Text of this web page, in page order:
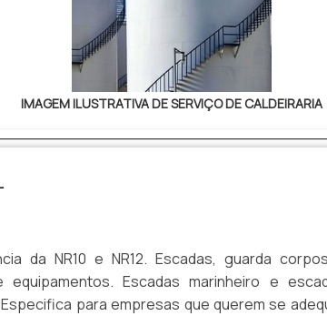
de concha de carregadeira.É conhecida por
seus serviços e uma empresa que preza
pelo fato de a empresa ter escritório
as atividades e biblioteca técnica
agregados a uma equipe multidisciplinar
IMAGEM ILUSTRATIVA DE SERVIÇO DE CALDEIRARIA
da NR10 e NR12. Escadas, guarda
Escadas marinheiro e
para empresas que querem se